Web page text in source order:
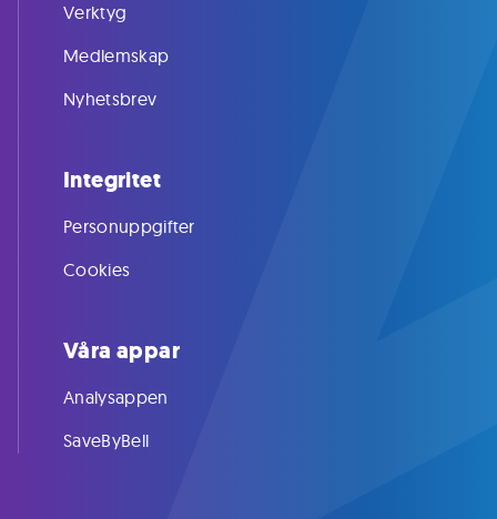
Verktyg
Medlemskap
Nyhetsbrev
Integritet
Personuppgifter
Cookies
Våra appar
Analysappen
SaveByBell